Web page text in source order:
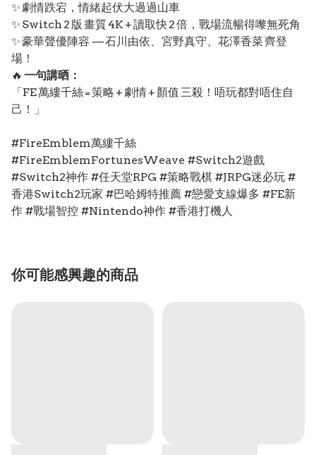
✨ 劇情跌宕，情緒起伏大過過山車
✨ Switch 2 版 畫質 4K + 讀取快 2 倍，戰場流暢得嚟無死角
✨ 豪華聲優陣容 — 石川由依、宮野真守、花澤香菜 齊登
場！
🔥 一句講晒：
「FE 萬縷千絲 = 策略 + 劇情 + 顏值 三殺！唔玩都對唔住自
己！」
#FireEmblem萬縷千絲
#FireEmblemFortunesWeave #Switch2遊戲
#Switch2神作 #任天堂RPG #策略戰棋 #JRPG迷必玩 #
香港Switch2玩家 #巴哈姆特推薦 #戀愛支線爆多 #FE新
作 #戰場智控 #Nintendo神作 #香港打機人
你可能感興趣的商品